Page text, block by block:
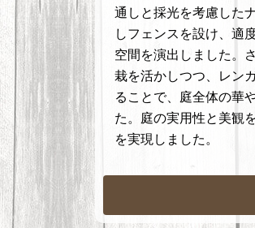
通しと採光を考慮した
しフェンスを設け、適
空間を演出しました。
栽を活かしつつ、レン
ることで、庭全体の華
た。庭の実用性と美観
を実現しました。